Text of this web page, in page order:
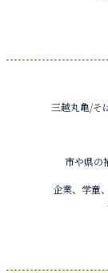
三越丸亀/そ
市や県の
企業、学童